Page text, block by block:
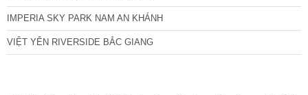
IMPERIA SKY PARK NAM AN KHÁNH
VIỆT YÊN RIVERSIDE BẮC GIANG